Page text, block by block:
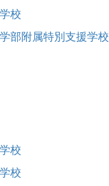
校
部附属特別支援学校
校
校